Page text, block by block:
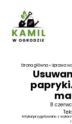
Strona główna»Uprawa
8
Artykuł przygotowano z
i